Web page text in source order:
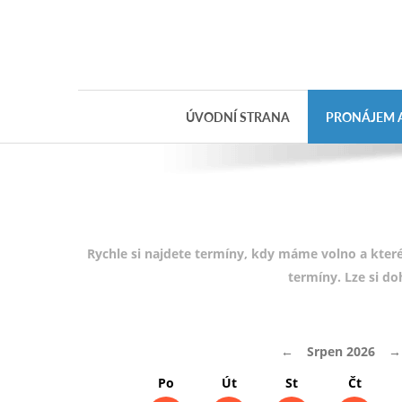
ÚVODNÍ STRANA PRONÁJEM
Rychle si najdete termíny, kdy máme volno a
termíny. Lze si
← Srpen 2026
→
Po
Út St Čt
poukazu